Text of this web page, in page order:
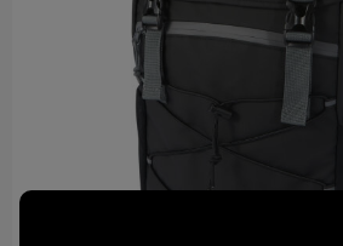
Technologie & gadgets
Themageschenken